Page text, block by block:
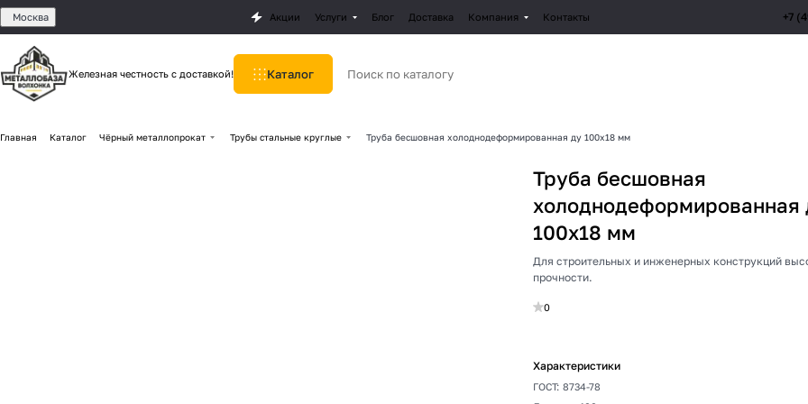
Москва Акции Услуги Блог Доставка Компания Контакты +7
Железная честность с доставкой! Каталог
Главная Каталог Чёрный металлопрокат Трубы стальные круглые Труба бесшовная холоднодеформированная ду 100х18 мм
Труба бесшовная
холоднодеформированная
100х18 мм
Для строительных и инженерных конструкций
прочности.
0
Характеристики
ГОСТ: 8734-78